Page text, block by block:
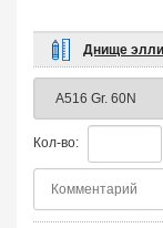
Днище
Кол-во: